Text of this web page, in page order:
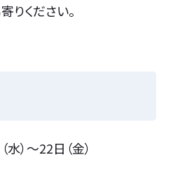
りください。
）～22日（金）